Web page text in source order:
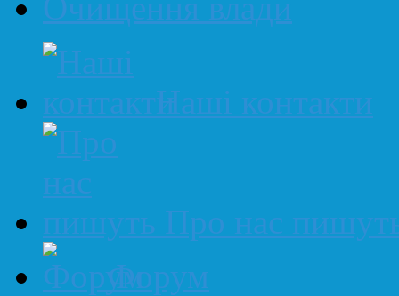
Наші контакти
Про нас
Форум